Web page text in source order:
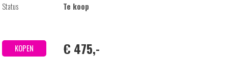
Status
Te koop
KOPEN € 475,-